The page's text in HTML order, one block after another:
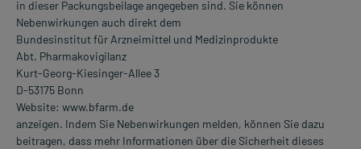
in dieser Packungsbeilage angegeben sind. Sie können
Nebenwirkungen auch direkt dem
Bundesinstitut für Arzneimittel und Medizinprodukte
Abt. Pharmakovigilanz
Kurt-Georg-Kiesinger-Allee 3
D-53175 Bonn
Website: www.bfarm.de
anzeigen. Indem Sie Nebenwirkungen melden, können Sie dazu
beitragen, dass mehr Informationen über die Sicherheit dieses